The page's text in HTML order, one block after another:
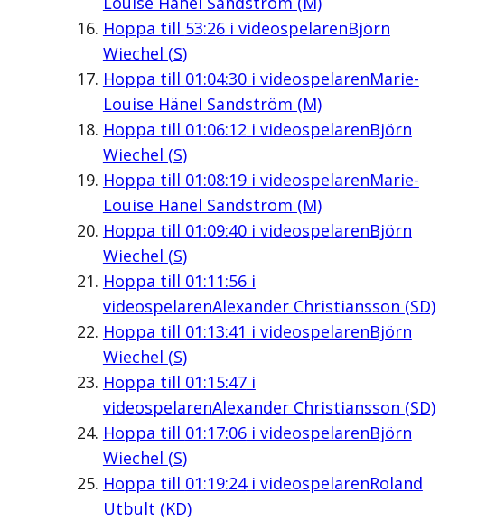
Hoppa till 53:26i videospelarenBjörn
Wiechel (S)
Hoppa till 01:04:30i videospelarenMarie-
Louise Hänel Sandström (M)
Hoppa till 01:06:12 i videospelarenBjörn
Wiechel (S)
Hoppa till 01:08:19i videospelarenMarie-
Louise Hänel Sandström (M)
Hoppa till 01:09:40i videospelarenBjörn
Wiechel (S)
Hoppa till 01:11:56i
videospelarenAlexander Christiansson (SD)
Hoppa till 01:13:41 i videospelarenBjörn
Wiechel (S)
Hoppa till 01:15:47i
videospelarenAlexander Christiansson (SD)
Hoppa till 01:17:06i videospelarenBjörn
Wiechel (S)
Hoppa till 01:19:24i videospelarenRoland
Utbult (KD)